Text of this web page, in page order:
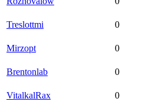
Treslottmi
0
Mirzopt
0
Brentonlab
0
VitalkalRax
0